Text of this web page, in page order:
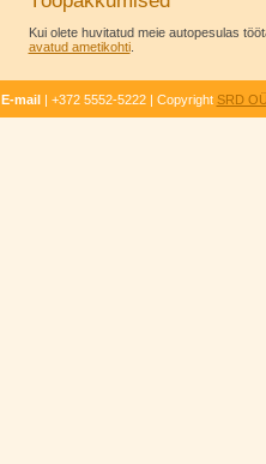
Kui olete huvitatud meie autopesulas
avatud ametikohti.
E-mail| +372 5552-5222 | Copyright SRD OÜ